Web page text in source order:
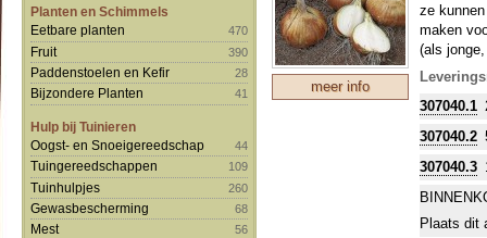
Planten en Schimmels
Eetbare planten
470
Fruit 390
Paddenstoelen en Kefir 28
Bijzondere Planten 41
Hulp bij Tuinieren
Oogst- en Snoeigereedschap
44
Tuingereedschappen 109
Tuinhulpjes 260
Gewasbescherming 68
Mest 56
meer info
ze
maken
(als
307040.1
307040.2
307040.3
Plaats dit